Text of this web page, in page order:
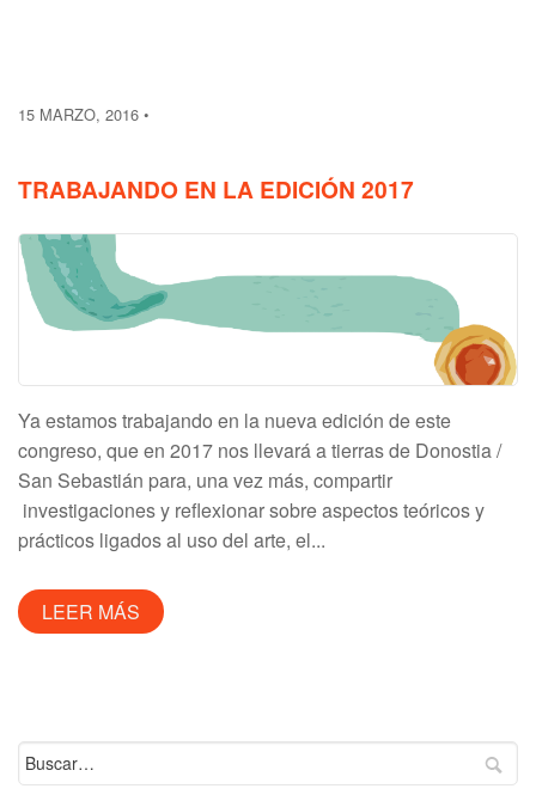
15 MARZO, 2016
TRABAJANDO EN LA EDICIÓN 2017
Ya estamos trabajando en la nueva edición de este
congreso, que en 2017 nos llevará a tierras de Donostia /
San Sebastián para, una vez más, compartir
investigaciones y reflexionar sobre aspectos teóricos y
prácticos ligados al uso del arte, el...
LEER MÁS